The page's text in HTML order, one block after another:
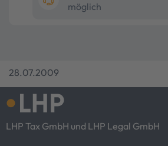
möglich
28.07.2009
LHP Tax GmbH und LHP Legal GmbH